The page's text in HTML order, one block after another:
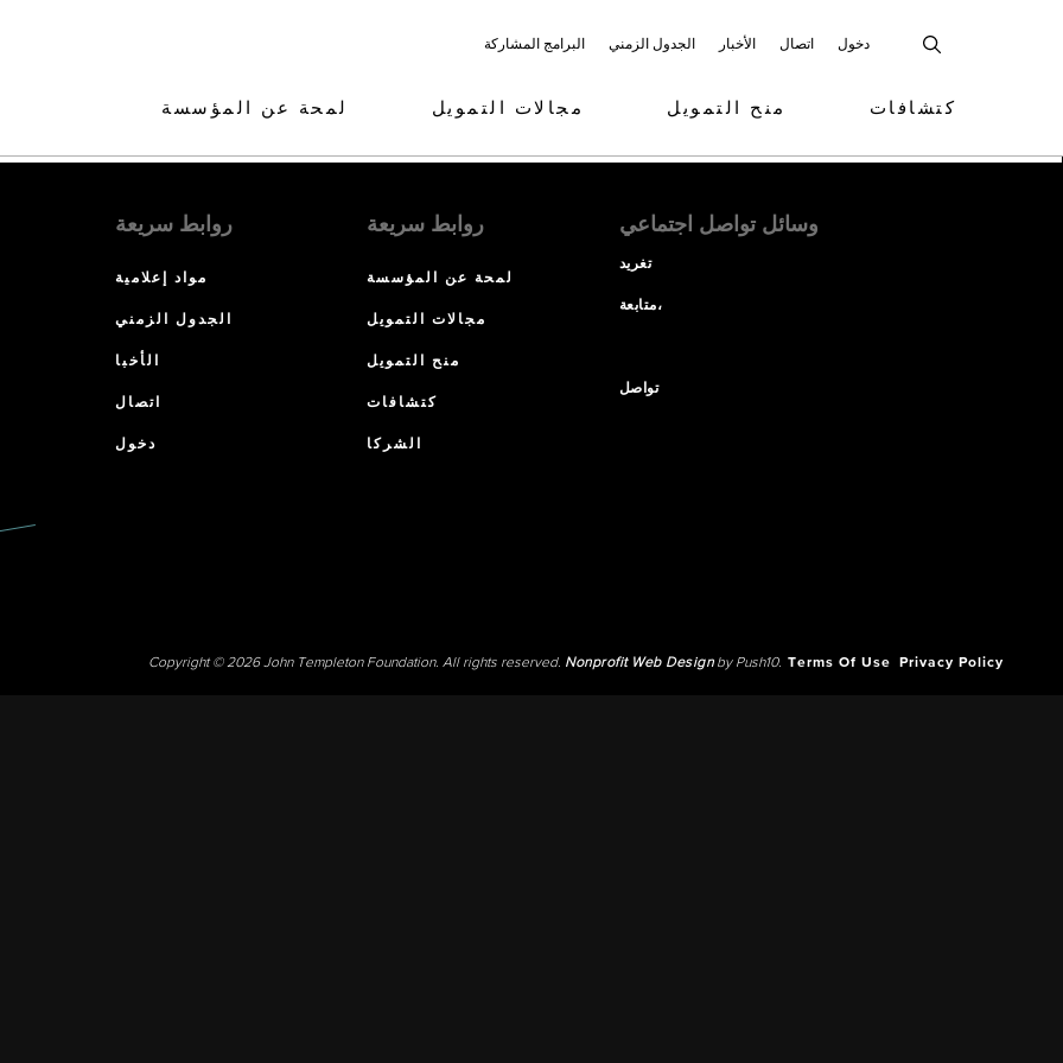
البرامج المشاركة الجدول الزمني الأخبار اتصال دخول
لمحة عن المؤسسة مجالات التمويل منح التمويل كتشافات
روابط سريعة
مواد إعلامية
الجدول الزمني
الأخبا
اتصال
دخول
روابط سريعة
لمحة عن المؤسسة
مجالات التمويل
منح التمويل
كتشافات
الشركا
وسائل تواصل اجتماعي
تغريد
متابعة،
تواصل
Copyright © 2026 John Templeton Foundation. All rights reserved. Nonprofit Web Designby Push10. Terms Of Use Privacy Policy